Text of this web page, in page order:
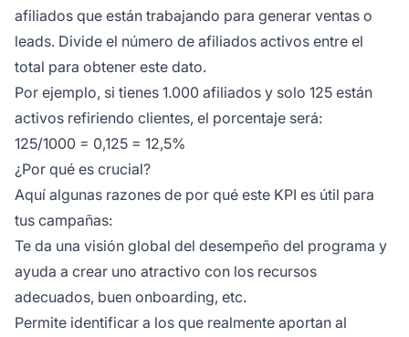
afiliados que están trabajando para generar ventas o
leads. Divide el número de afiliados activos entre el
total para obtener este dato.
Por ejemplo, si tienes 1.000 afiliados y solo 125 están
activos refiriendo clientes, el porcentaje será:
125/1000 = 0,125 = 12,5%
¿Por qué es crucial?
Aquí algunas razones de por qué este KPI es útil para
tus campañas:
Te da una visión global del desempeño del programa y
ayuda a crear uno atractivo con los recursos
adecuados, buen onboarding, etc.
Permite identificar a los que realmente aportan al